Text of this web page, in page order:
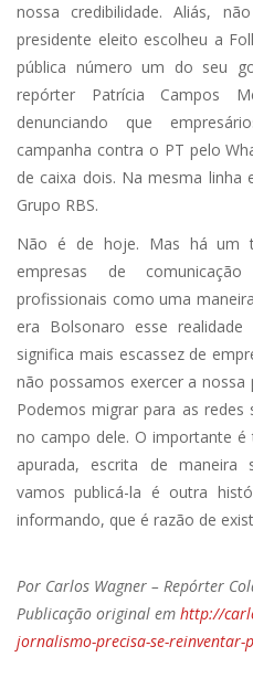
nossa credibilidade. Aliás,
presidente eleito escolheu a
pública número um do seu
repórter Patrícia Campos
denunciando que
campanha contra o PT pelo
de caixa dois. Na mesma linha
Grupo RBS.
Não é de hoje. Mas há um
empresas de
profissionais como uma
era Bolsonaro esse
significa mais escassez de
não possamos exercer a
Podemos migrar para as
no campo dele. O importante
apurada, escrita de maneira
vamos publicá-la é outra
informando, que é razão de
Por Carlos Wagner – Repórter
Publicação original em http://
jornalismo-precisa-se-